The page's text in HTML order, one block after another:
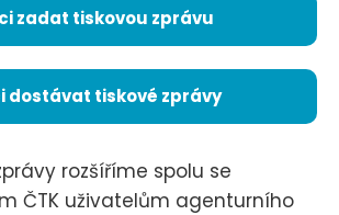
zadat tiskovou zprávu
dostávat tiskové zprávy
rozšíříme spolu se
ČTK uživatelům agenturního